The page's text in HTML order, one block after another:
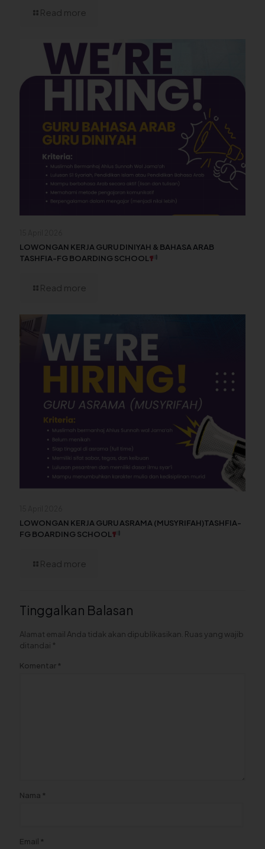
Read more
LOWONGAN KERJA GURU DINIYAH & BAHASA ARAB
TASHFIA-FG BOARDING SCHOOL
Read more
LOWONGAN KERJA GURU ASRAMA (MUSYRIFAH)TASHFIA-
FG BOARDING SCHOOL
Read more
Tinggalkan Balasan
Alamat email Anda tidak akan dipublikasikan. Ruas yang wajib
ditandai *
Komentar *
Nama *
Email *